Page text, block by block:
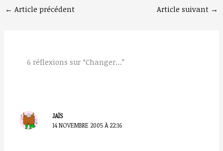
← Article précédent Article suivant →
6 réflexions sur “Changer…”
JAÏS
14 NOVEMBRE 2005 À 22:16